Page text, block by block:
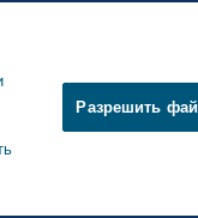
и СМИ
Разрешить